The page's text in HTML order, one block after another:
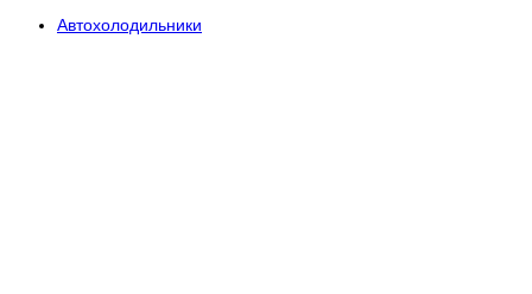
Автохолодильники